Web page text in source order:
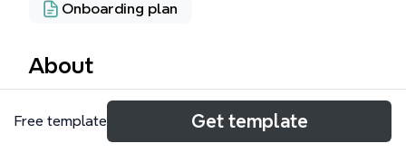
Onboarding plan
About
Этот шаблон «Запись на первичку» представляет
собой четкий алгоритм из 4 ключевых этапов
Free template Get template